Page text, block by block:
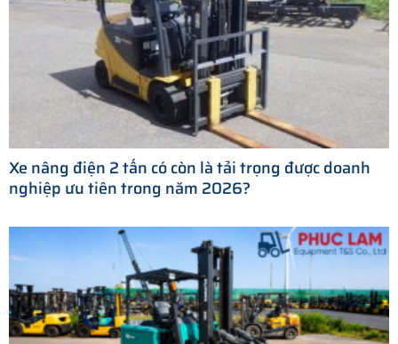
Xe nâng điện 2 tấn có còn là tải trọng được doanh
nghiệp ưu tiên trong năm 2026?